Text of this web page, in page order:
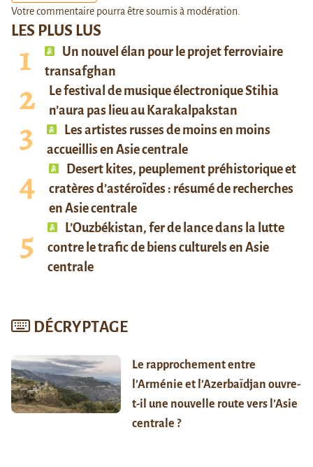
LES PLUS LUS
Un nouvel élan pour le projet ferroviaire
transafghan
Le festival de musique électronique Stihia
n’aura pas lieu au Karakalpakstan
Les artistes russes de moins en moins
accueillis en Asie centrale
Desert kites, peuplement préhistorique et
cratères d’astéroïdes : résumé de recherches
en Asie centrale
L’Ouzbékistan, fer de lance dans la lutte
contre le trafic de biens culturels en Asie
centrale
DÉCRYPTAGE
Le rapprochement entre
l’Arménie et l’Azerbaïdjan ouvre-
t-il une nouvelle route vers l’Asie
centrale ?
Votre commentaire pourra être soumis à modération.